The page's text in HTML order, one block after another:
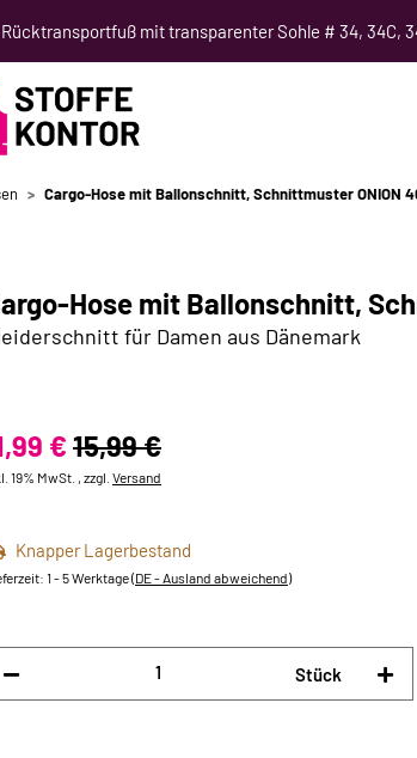
mit transparenter Sohle # 34, 34C,
NÄHKURSE
Cargo-Hose mit Ballonschnitt, Schnittmuster ONION
Hose mit Ballonschnitt,
für Damen aus Dänemark
€ 15,99 €
19% MwSt. , zzgl. Versand
Knapper Lagerbestand
1 - 5 Werktage(DE - Ausland abweichend)
Stück